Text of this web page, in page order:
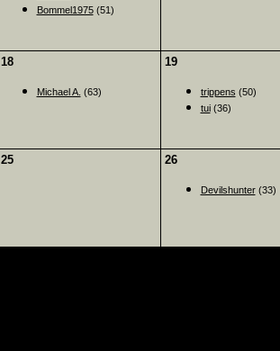
Bommel1975(51)
18
Michael A. (63)
19
trippens (50)
tui(36)
25 26
Devilshunter(33)